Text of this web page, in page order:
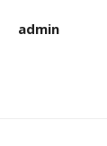
admin